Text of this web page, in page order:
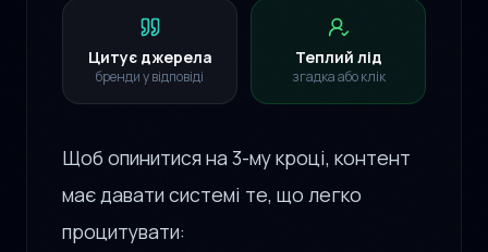
Цитує джерела
бренди у відповіді
Теплий лід
згадка або клік
Щоб опинитися на 3-му кроці, контент
має давати системі те, що легко
процитувати: